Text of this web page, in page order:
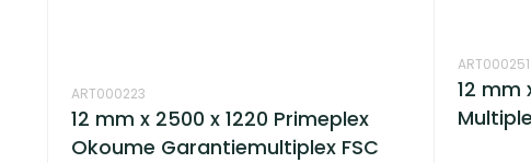
ART000223
12 mm x 2500 x 1220 Primeplex
Okoume Garantiemultiplex FSC
ART000251
12 mm